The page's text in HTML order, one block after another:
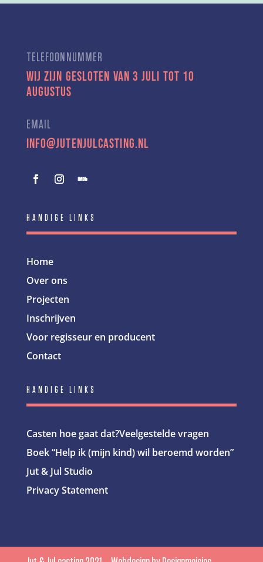
TELEFOONNUMMER
Wij zijn gesloten van 3 juli tot 10
augustus
EMAIL
info@jutenjulcasting.nl
HANDIGE LINKS
Home
Over ons
Projecten
Inschrijven
Voor regisseur en producent
Contact
HANDIGE LINKS
Casten hoe gaat dat?Veelgestelde vragen
Boek “Help ik (mijn kind) wil beroemd worden”
Jut & Jul Studio
Privacy Statement